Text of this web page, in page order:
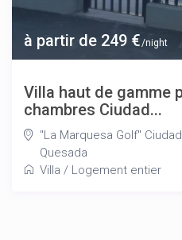
à partir de 249 €/night
Villa haut de gamme
chambres Ciudad...
"La Marquesa Golf"
Quesada
Villa / Logement entier